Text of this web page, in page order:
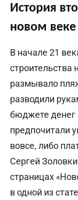
История
новом веке
В начале 21
размывало
разводили
бюджете
предпочитали
вовсе, либо
Сергей
страницах
в одной из